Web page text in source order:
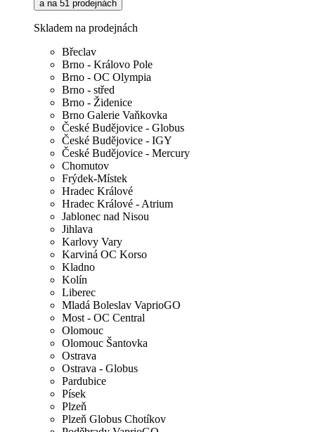
a na 51 prodejnách
Skladem na prodejnách
Břeclav
Brno - Královo Pole
Brno - OC Olympia
Brno - střed
Brno - Židenice
Brno Galerie Vaňkovka
České Budějovice - Globus
České Budějovice - IGY
České Budějovice - Mercury
Chomutov
Frýdek-Místek
Hradec Králové
Hradec Králové - Atrium
Jablonec nad Nisou
Jihlava
Karlovy Vary
Karviná OC Korso
Kladno
Kolín
Liberec
Mladá Boleslav VaprioGO
Most - OC Central
Olomouc
Olomouc Šantovka
Ostrava
Ostrava - Globus
Pardubice
Písek
Plzeň
Plzeň Globus Chotíkov